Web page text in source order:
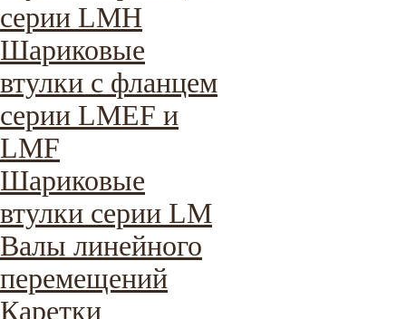
серии LMH
Шариковые
втулки с фланцем
серии LMEF и
LMF
Шариковые
втулки серии LM
Валы линейного
перемещений
Каретки